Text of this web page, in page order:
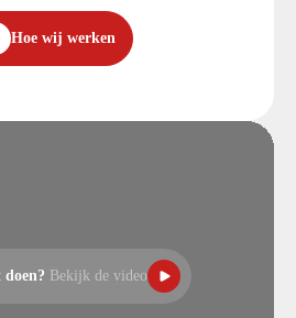
Hoe wij werken
Bekijk de video